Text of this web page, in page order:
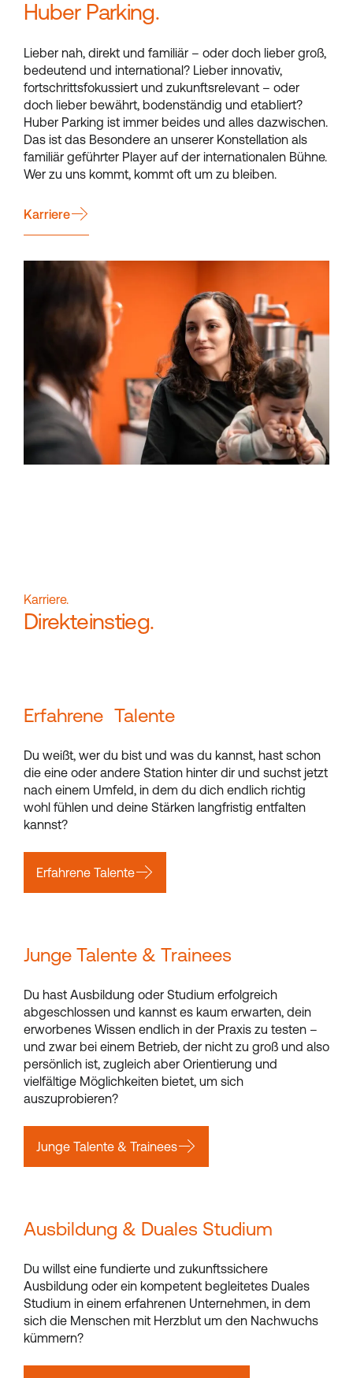
Huber Parking.
Lieber nah, direkt und familiär – oder doch lieber groß,
bedeutend und international? Lieber innovativ,
fortschrittsfokussiert und zukunftsrelevant – oder
doch lieber bewährt, bodenständig und etabliert?
Huber Parking ist immer beides und alles dazwischen.
Das ist das Besondere an unserer Konstellation als
familiär geführter Player auf der internationalen Bühne.
Wer zu uns kommt, kommt oft um zu bleiben.
Karriere
Karriere.
Direkteinstieg.
Erfahrene Talente
Du weißt, wer du bist und was du kannst, hast schon
die eine oder andere Station hinter dir und suchst jetzt
nach einem Umfeld, in dem du dich endlich richtig
wohl fühlen und deine Stärken langfristig entfalten
kannst?
Erfahrene Talente
Junge Talente & Trainees
Du hast Ausbildung oder Studium erfolgreich
abgeschlossen und kannst es kaum erwarten, dein
erworbenes Wissen endlich in der Praxis zu testen –
und zwar bei einem Betrieb, der nicht zu groß und also
persönlich ist, zugleich aber Orientierung und
vielfältige Möglichkeiten bietet, um sich
auszuprobieren?
Junge Talente & Trainees
Ausbildung & Duales Studium
Du willst eine fundierte und zukunftssichere
Ausbildung oder ein kompetent begleitetes Duales
Studium in einem erfahrenen Unternehmen, in dem
sich die Menschen mit Herzblut um den Nachwuchs
kümmern?